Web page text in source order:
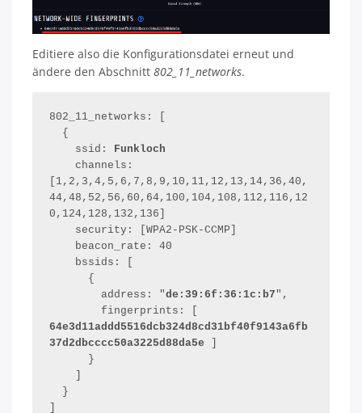
Editiere also die Konfigurationsdatei erneut und
ändere den Abschnitt 802_11_networks.
802_11_networks: [
    ssid:
Funkloch
[1,2,3,4,5,6,7,8,9,10,11,12,13,14,36,40,
44,48,52,56,60,64,100,104,108,112,116,12
0,124,128,132,136]
        address: "
de:39:6f:36:1c:b7 ",
64e3d11addd5516dcb324d8cd31bf40f9143a6fb
37d2dbcccc50a3225d88da5e